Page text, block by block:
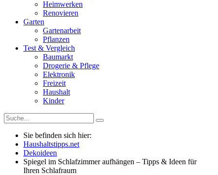
Heimwerken
Renovieren
Garten
Gartenarbeit
Pflanzen
Test & Vergleich
Baumarkt
Drogerie & Pflege
Elektronik
Freizeit
Haushalt
Kinder
Sie befinden sich hier:
Haushaltstipps.net
Dekoideen
Spiegel im Schlafzimmer aufhängen – Tipps & Ideen für
Ihren Schlafraum